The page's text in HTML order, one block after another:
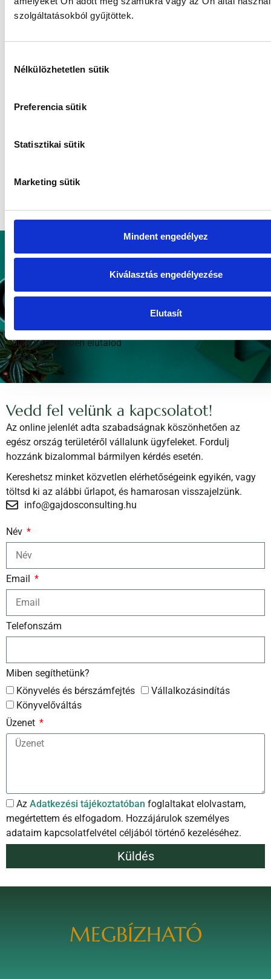
A szakmai tévedésekért
működésünk alatt még
könyvelői
felelünk.
meghatalmazással
átláthatóan
bevallásokat a
adjuk be, nem az ügyfél
nevében.
könyvelési anyagot
részünkre, és a könyvelési
díjat határidőben elutalod
nekünk.
Vedd fel velünk a kapcsolatot!
Az online jelenlét adta szabadságnak köszönhetően az
egész ország területéről vállalunk ügyfeleket. Fordulj
hozzánk bizalommal bármilyen kérdés esetén.
Kereshetsz minket közvetlen elérhetőségeink egyikén, vagy
töltsd ki az alábbi űrlapot, és hamarosan visszajelzünk.
info@gajdosconsulting.hu
Név
Email
Telefonszám
Miben segíthetünk?
Könyvelés és bérszámfejtés
Vállalkozásindítás
Könyvelőváltás
Üzenet
Az Adatkezési tájékoztatóban foglaltakat elolvastam,
megértettem és elfogadom. Hozzájárulok személyes
adataim kapcsolatfelvétel céljából történő kezeléséhez.
Küldés
KÖZÉRTHETŐ